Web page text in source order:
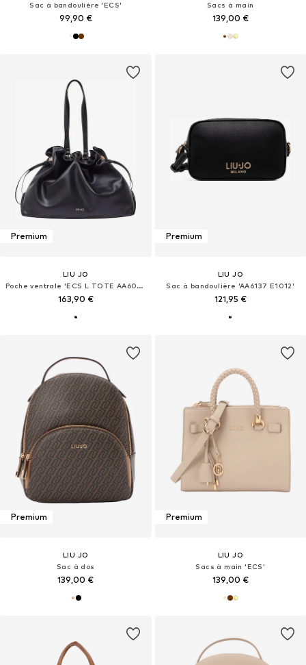
Sac à bandoulière 'ECS'
99,90 €
Sacs à main
139,00 €
Premium
LIU JO
Poche ventrale 'ECS L TOTE AA6098 E0958'
163,90 €
Premium
LIU JO
Sac à bandoulière 'AA6137 E1012'
121,95 €
Premium
LIU JO
Sac à dos
139,00 €
Premium
LIU JO
Sacs à main 'ECS'
139,00 €